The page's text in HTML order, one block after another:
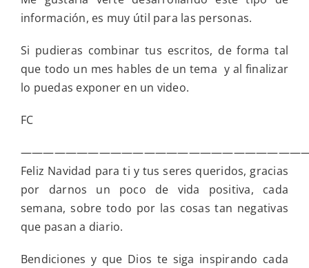
información, es muy útil para las personas.
Si pudieras combinar tus escritos, de forma tal
que todo un mes hables de un tema y al finalizar
lo puedas exponer en un video.
FC
Feliz Navidad para ti y tus seres queridos, gracias
por darnos un poco de vida positiva, cada
semana, sobre todo por las cosas tan negativas
que pasan a diario.
Bendiciones y que Dios te siga inspirando cada